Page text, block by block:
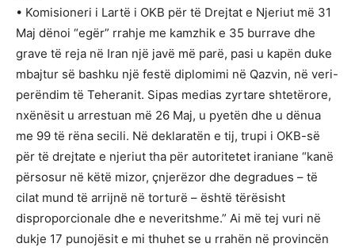
• Komisioneri i Lartë i OKB për të Drejtat e Njeriut më 31
Maj dënoi “egër” rrahje me kamzhik e 35 burrave dhe
grave të reja në Iran një javë më parë, pasi u kapën duke
mbajtur së bashku një festë diplomimi në Qazvin, në veri-
perëndim të Teheranit. Sipas medias zyrtare shtetërore,
nxënësit u arrestuan më 26 Maj, u pyetën dhe u dënua
me 99 të rëna secili. Në deklaratën e tij, trupi i OKB-së
për të drejtate e njeriut tha për autoritetet iraniane “kanë
përsosur në këtë mizor, çnjerëzor dhe degradues – të
cilat mund të arrijnë në torturë – është tërësisht
disproporcionale dhe e neveritshme.” Ai më tej vuri në
dukje 17 punojësit e mi thuhet se u rrahën në provincën